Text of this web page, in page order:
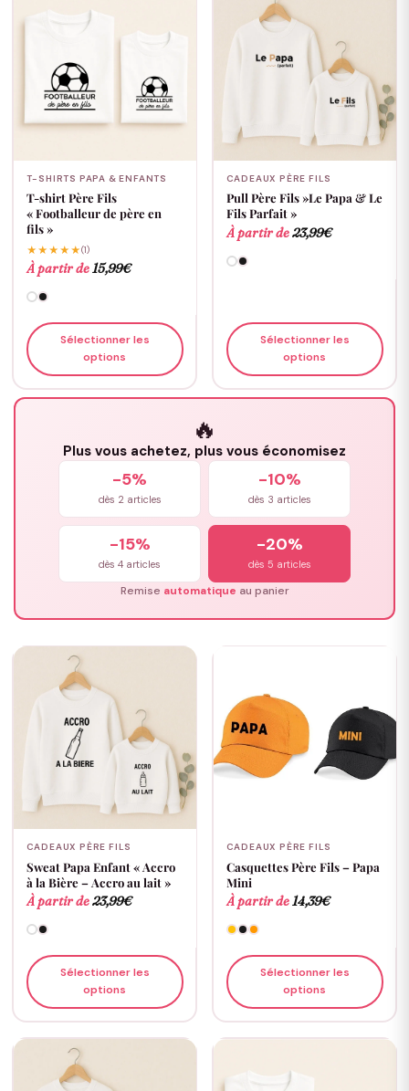
T-SHIRTS PAPA & ENFANTS
T-shirt Père Fils
« Footballeur de père en
fils »
★★★★★(1)
À partir de15,99€
Sélectionner les
options
CADEAUX PÈRE FILS
Pull Père Fils »Le Papa & Le
Fils Parfait »
À partir de23,99€
Sélectionner les
options
🔥
Plus vous achetez, plus vous économisez
-5%
dès 2 articles
-10%
dès 3 articles
-15%
dès 4 articles
-20%
dès 5 articles
Remise automatique au panier
CADEAUX PÈRE FILS
Sweat Papa Enfant « Accro
à la Bière – Accro au lait »
À partir de23,99€
Sélectionner les
options
CADEAUX PÈRE FILS
Casquettes Père Fils – Papa
Mini
À partir de14,39€
Sélectionner les
options